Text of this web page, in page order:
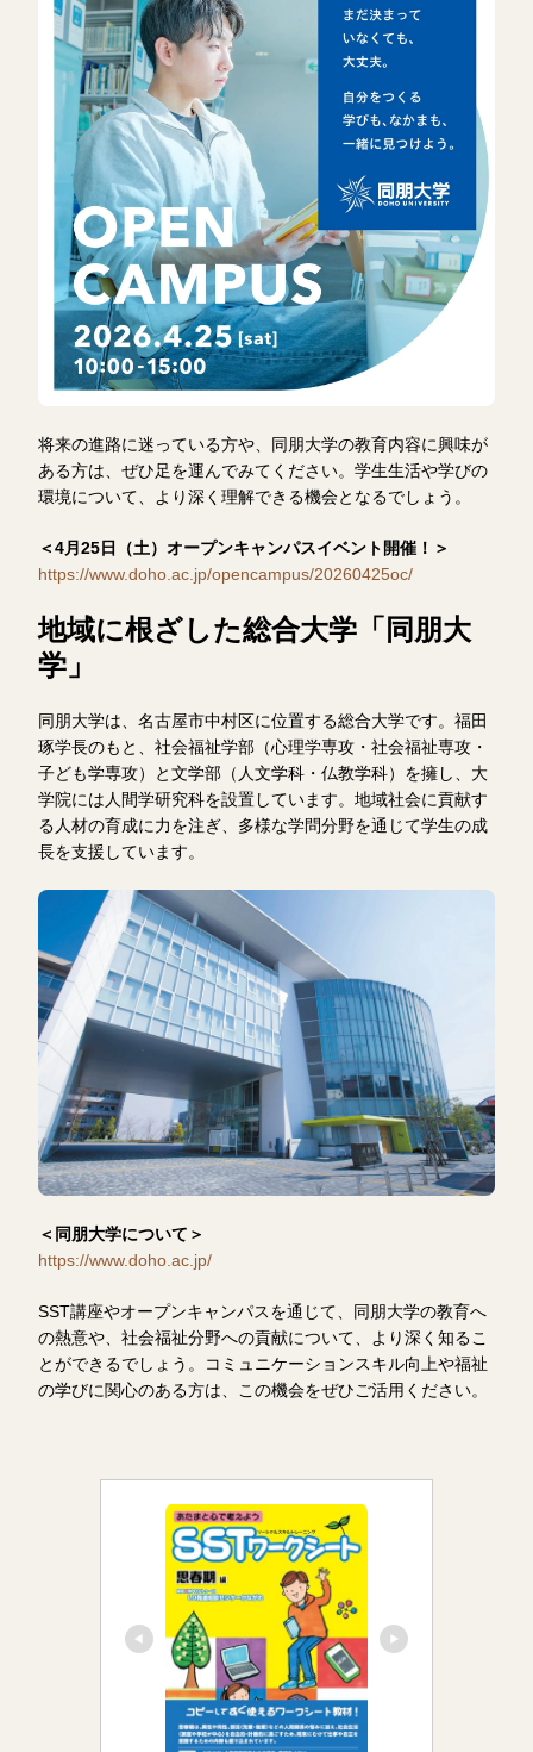
将来の進路に迷っている方や、同朋大学の教育内容に興味が
ある方は、ぜひ足を運んでみてください。学生生活や学びの
環境について、より深く理解できる機会となるでしょう。
＜4月25日（土）オープンキャンパスイベント開催！＞
https://www.doho.ac.jp/opencampus/20260425oc/
地域に根ざした総合大学「同朋大
学」
同朋大学は、名古屋市中村区に位置する総合大学です。福田
琢学長のもと、社会福祉学部（心理学専攻・社会福祉専攻・
子ども学専攻）と文学部（人文学科・仏教学科）を擁し、大
学院には人間学研究科を設置しています。地域社会に貢献す
る人材の育成に力を注ぎ、多様な学問分野を通じて学生の成
長を支援しています。
＜同朋大学について＞
https://www.doho.ac.jp/
SST講座やオープンキャンパスを通じて、同朋大学の教育へ
の熱意や、社会福祉分野への貢献について、より深く知るこ
とができるでしょう。コミュニケーションスキル向上や福祉
の学びに関心のある方は、この機会をぜひご活用ください。